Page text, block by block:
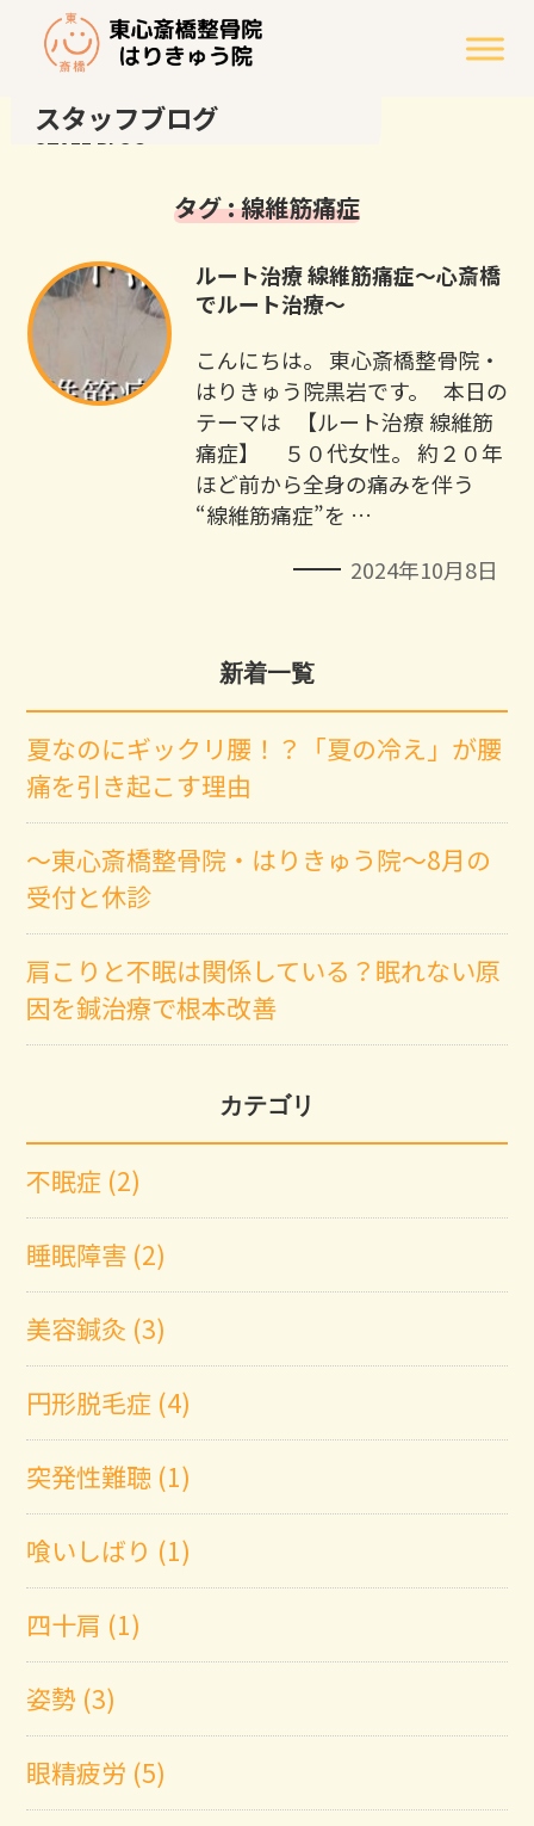
スタッフブログ
STAFF BLOG
タグ : 線維筋痛症
ルート治療 線維筋痛症～心斎橋
でルート治療～
こんにちは。 東心斎橋整骨院・
はりきゅう院黒岩です。 本日の
テーマは 【ルート治療 線維筋
痛症】 ５０代女性。 約２０年
ほど前から全身の痛みを伴う
“線維筋痛症”を …
2024年10月8日
新着一覧
夏なのにギックリ腰！？「夏の冷え」が腰
痛を引き起こす理由
～東心斎橋整骨院・はりきゅう院～8月の
受付と休診
肩こりと不眠は関係している？眠れない原
因を鍼治療で根本改善
カテゴリ
不眠症 (2)
睡眠障害 (2)
美容鍼灸 (3)
円形脱毛症 (4)
突発性難聴 (1)
喰いしばり (1)
四十肩 (1)
姿勢 (3)
眼精疲労 (5)